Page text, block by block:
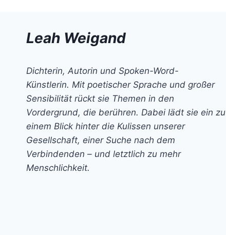
Leah Weigand
Dichterin, Autorin und Spoken-Word-
Künstlerin. Mit poetischer Sprache und großer
Sensibilität rückt sie Themen in den
Vordergrund, die berühren. Dabei lädt sie ein zu
einem Blick hinter die Kulissen unserer
Gesellschaft, einer Suche nach dem
Verbindenden – und letztlich zu mehr
Menschlichkeit.